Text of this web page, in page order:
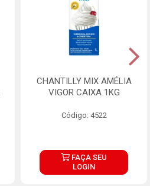
CHANTILLY MIX AMÉLIA
VIGOR CAIXA 1KG
Código: 4522
FAÇA SEU
LOGIN